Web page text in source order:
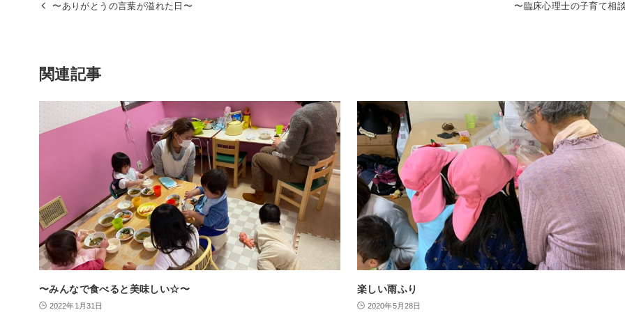
〜ありがとうの言葉が溢れた日〜 〜臨床心理士の子育て相
関連記事
〜みんなで食べると美味しい☆〜
2022年1月31日
楽しい雨ふり
2020年5月28日